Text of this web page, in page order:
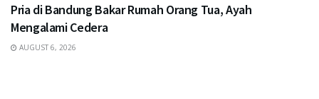
Pria di Bandung Bakar Rumah Orang Tua, Ayah
Mengalami Cedera
AUGUST 6, 2026